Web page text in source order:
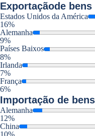
Exportaçãode bens
Estados Unidos da América
16%
Alemanha
9%
Países Baixos
8%
Irlanda
7%
França
6%
Importação de
Alemanha
12%
China